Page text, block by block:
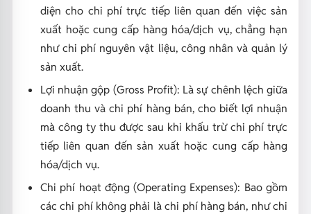
diện cho chi phí trực tiếp liên quan đến việc sản
xuất hoặc cung cấp hàng hóa/dịch vụ, chẳng hạn
như chi phí nguyên vật liệu, công nhân và quản lý
sản xuất.
Lợi nhuận gộp (Gross Profit): Là sự chênh lệch giữa
doanh thu và chi phí hàng bán, cho biết lợi nhuận
mà công ty thu được sau khi khấu trừ chi phí trực
tiếp liên quan đến sản xuất hoặc cung cấp hàng
hóa/dịch vụ.
Chi phí hoạt động (Operating Expenses): Bao gồm
các chi phí không phải là chi phí hàng bán, như chi